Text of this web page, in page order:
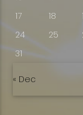
17
18
24
25
31
« Dec